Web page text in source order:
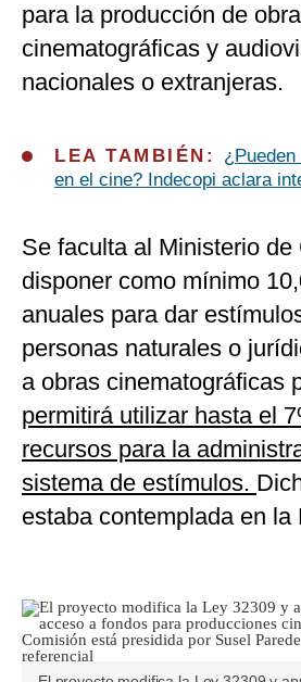
para la producción de
cinematográficas y
nacionales o extranjeras.
LEA TAMBIÉN:
en el cine? Indecopi aclara
Se faculta al Ministerio de
disponer como mínimo
anuales para dar
personas naturales o
a obras cinematográficas
permitirá utilizar hasta el
recursos para la
sistema de estímulos.
estaba contemplada en la